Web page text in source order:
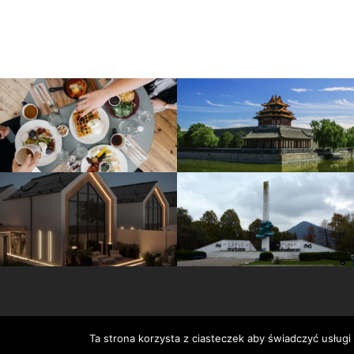
Serwis wykorzystuje pliki
Ta strona korzysta z ciasteczek aby świadczyć